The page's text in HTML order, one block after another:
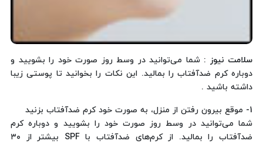
سلامت نیوز :شما می‌توانید در وسط روز صورت خود را بشویید و
دوباره کرم ضدآفتاب را بمالید. این نکات را بخوانید تا پوستی زیبا
داشته باشید .
1- موقع بیرون رفتن از منزل، به صورت خود کرم ضدآفتاب بزنید
شما می‌توانید در وسط روز صورت خود را بشویید و دوباره کرم
ضدآفتاب را بمالید. از کرم‌های ضدآفتاب با SPF بیشتر از ۳۰